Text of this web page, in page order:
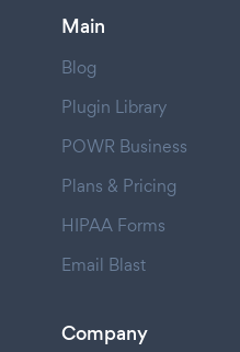
Main
Blog
Plugin Library
POWR Business
Plans & Pricing
HIPAA Forms
Email Blast
Company